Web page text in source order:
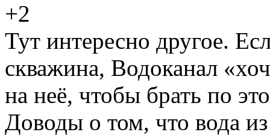
+2
Тут интересно другое.
скважина, Водоканал
на неё, чтобы брать по
Доводы о том, что вода